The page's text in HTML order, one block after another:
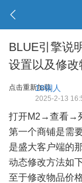
BLUE引擎说
设置以及修改
点击重新加载
18铜人
2025-2-13
打开M2→查看→
第一个商铺是需
是盛大客户端的
动态修改方法如下
至于修改物品价